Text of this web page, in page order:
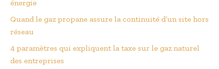
énergie
Quand le gaz propane assure la continuité d’un site hors
réseau
4 paramètres qui expliquent la taxe sur le gaz naturel
des entreprises